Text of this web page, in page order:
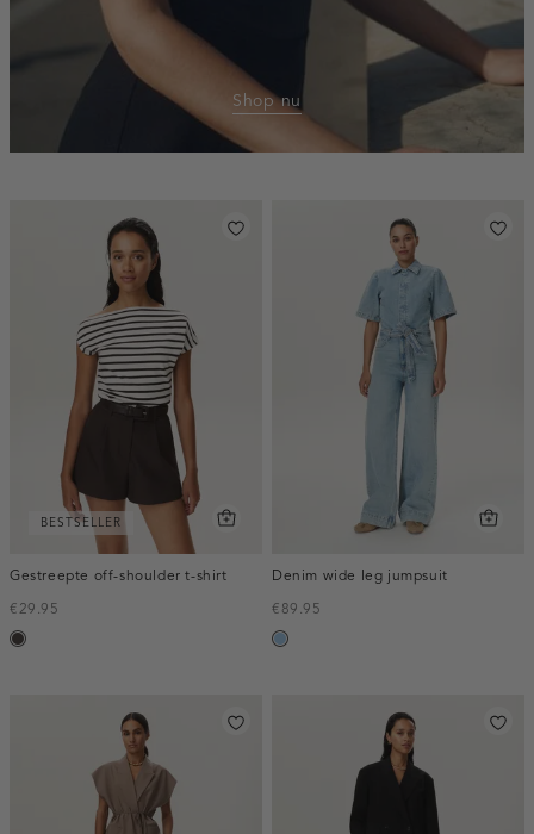
Shop nu
BESTSELLER
Gestreepte off-shoulder t-shirt
€29.95
choco
Denim wide leg jumpsuit
€89.95
blauw,